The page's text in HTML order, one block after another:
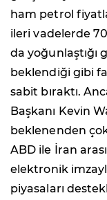
ham petrol
ileri vadelerde
da yoğunlaştığı
beklendiği gibi
sabit bıraktı.
Başkanı Kevin
beklenenden
ABD ile İran
elektronik
piyasaları